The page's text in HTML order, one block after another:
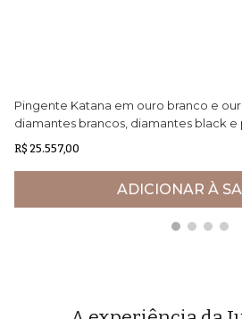
Pingente Katana em ouro branco e
diamantes brancos, diamantes black e
negra
R$ 25.557,00
ADICIONAR À